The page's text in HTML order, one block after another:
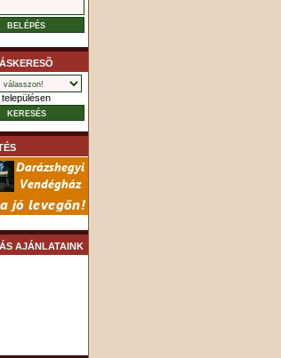
településen
AJÁNLATAINK